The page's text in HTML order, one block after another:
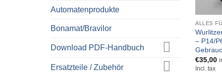
Automatenprodukte
Bonamat/Bravilor
Download PDF-Handbuch
Ersatzteile / Zubehör
ALLES
– P14/
€35,00
Incl. tax